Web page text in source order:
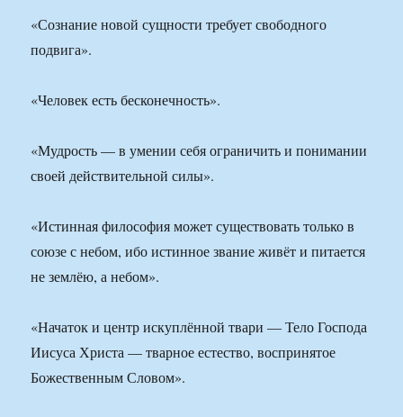
«Сознание новой сущности требует свободного
подвига».
«Человек есть бесконечность».
«Мудрость — в умении себя ограничить и понимании
своей действительной силы».
«Истинная философия может существовать только в
союзе с небом, ибо истинное звание живёт и питается
не землёю, а небом».
«Начаток и центр искуплённой твари — Тело Господа
Иисуса Христа — тварное естество, воспринятое
Божественным Словом».